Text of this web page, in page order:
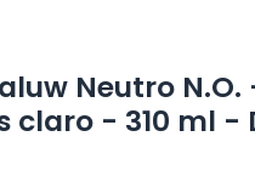
Neutro N.O.
claro - 310 ml -